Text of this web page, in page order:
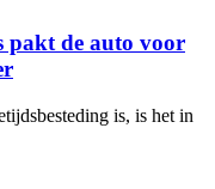
pakt de auto voor
is, is het in